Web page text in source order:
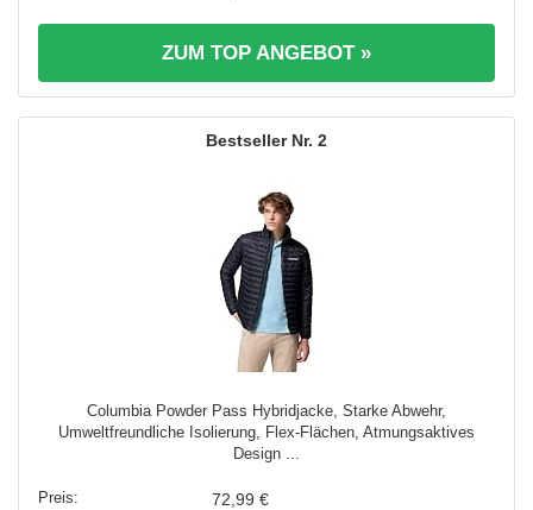
ZUM TOP ANGEBOT »
2
Columbia Powder Pass Hybridjacke, Starke Abwehr,
Umweltfreundliche Isolierung, Flex-Flächen, Atmungsaktives
Design ...
72,99 €